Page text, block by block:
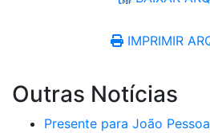
IMPRIMIR
Outras Notícias
Presente para João